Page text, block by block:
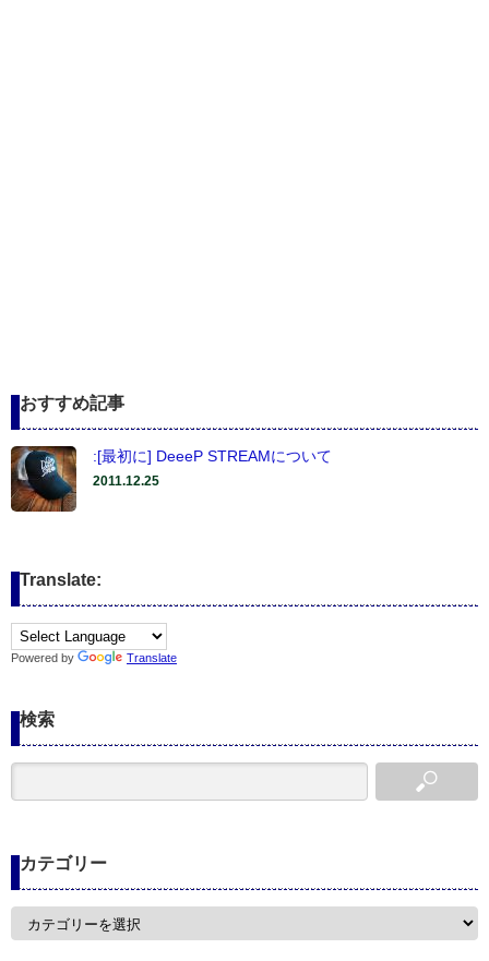
おすすめ記事
:[最初に] DeeeP STREAMについて
2011.12.25
Translate:
Powered by Translate
検索
カテゴリー
カ